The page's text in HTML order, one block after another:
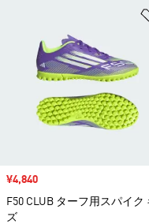
セール価格
¥4,840
F50 CLUB ターフ用スパイク
ズ